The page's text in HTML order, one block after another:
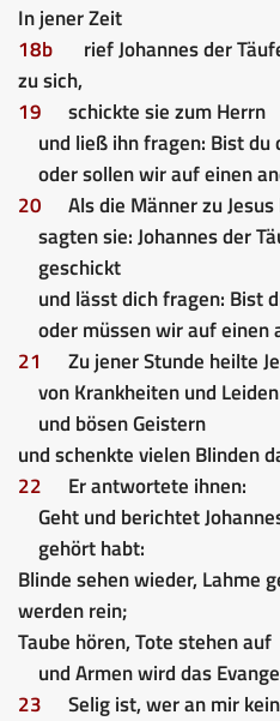
In jener Zeit
18b
rief Johannes der
zu sich,
19
schickte sie zum Herrn
und ließ ihn fragen: Bist du
oder sollen wir auf einen
20
Als die Männer zu
sagten sie: Johannes der
geschickt
und lässt dich fragen: Bist
oder müssen wir auf einen
21
Zu jener Stunde heilte
von Krankheiten und Leiden
und bösen Geistern
und schenkte vielen Blinden
22
Er antwortete ihnen:
Geht und berichtet
gehört habt:
Blinde sehen wieder, Lahme
werden rein;
Taube hören, Tote stehen auf
und Armen wird das
23
Selig ist, wer an mir